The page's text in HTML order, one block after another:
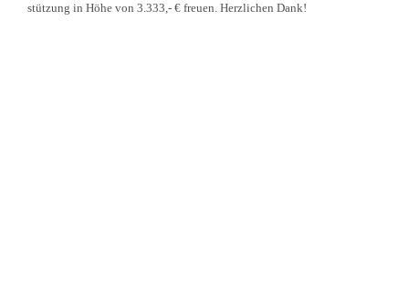
stützung in Höhe von 3.333,- € freuen. Herzlichen Dank!